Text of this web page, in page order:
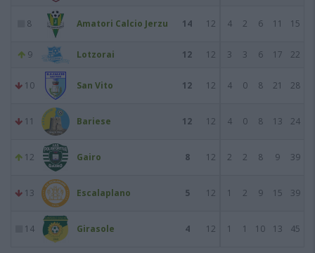
8 Amatori Calcio Jerzu 14 12 4 2 6 11 15
9 Lotzorai 12 12 3 3 6 17 22
10 San Vito 12 12 4 0 8 21 28
11 Bariese 12 12 4 0 8 13 24
12 Gairo 8 12 2 2 8 9 39
13 Escalaplano 5 12 1 2 9 15 39
14 Girasole 4 12 1 1 10 13 45